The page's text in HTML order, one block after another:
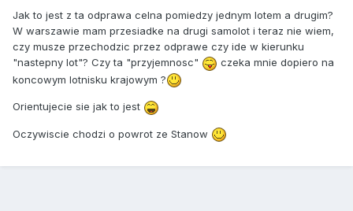
Jak to jest z ta odprawa celna pomiedzy jednym lotem a drugim?
W warszawie mam przesiadke na drugi samolot i teraz nie wiem,
czy musze przechodzic przez odprawe czy ide w kierunku
"nastepny lot"? Czy ta "przyjemnosc"
czeka mnie dopiero na
koncowym lotnisku krajowym ?
Orientujecie sie jak to jest
Oczywiscie chodzi o powrot ze Stanow